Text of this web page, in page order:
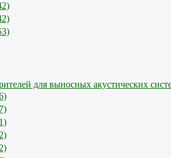
для выносных акустических